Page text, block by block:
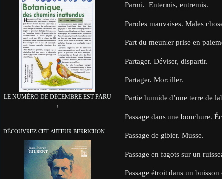
LE NUMÉRO DE DÉCEMBRE EST PARU
!
DÉCOUVREZ CET AUTEUR BERRICHON
Parmi. Entermis, entremis.
Paroles mauvaises. Males
Part du meunier prise en
Partager. Déviser, dispartir.
Partager. Morciller.
Partie humide d’une terre de
Passage dans une bouchure.
Passage de gibier. Musse.
Passage en fagots sur un
Passage étroit dans un